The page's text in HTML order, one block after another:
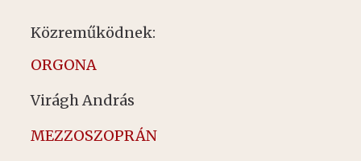
Közreműködnek:
ORGONA
Virágh András
MEZZOSZOPRÁN